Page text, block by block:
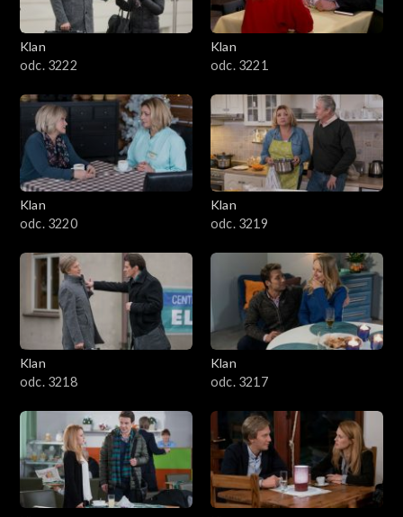
Klan
odc. 3222
Klan
odc. 3221
Klan
odc. 3220
Klan
odc. 3219
Klan
odc. 3218
Klan
odc. 3217